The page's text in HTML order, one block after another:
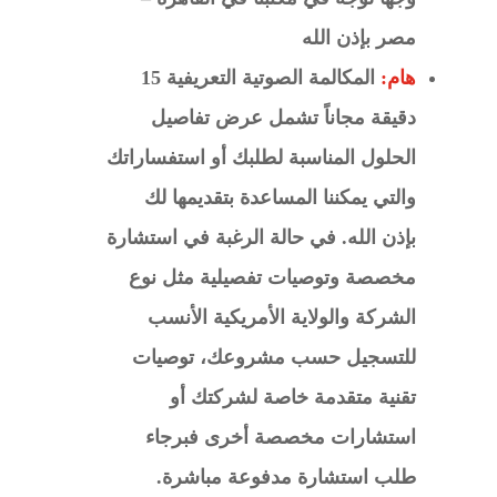
مصر بإذن الله
هام:
المكالمة الصوتية التعريفية 15
دقيقة مجاناً تشمل عرض تفاصيل
الحلول المناسبة لطلبك أو استفساراتك
والتي يمكننا المساعدة بتقديمها لك
بإذن الله. في حالة الرغبة في استشارة
مخصصة وتوصيات تفصيلية مثل نوع
الشركة والولاية الأمريكية الأنسب
للتسجيل حسب مشروعك، توصيات
تقنية متقدمة خاصة لشركتك أو
استشارات مخصصة أخرى فبرجاء
طلب استشارة مدفوعة مباشرة.